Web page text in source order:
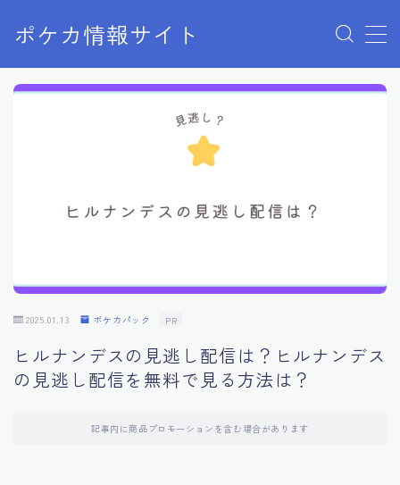
ポケカ情報サイト
MENU
Home
2025.01.13 ポケカパック PR
ヒルナンデスの見逃し配信は？ヒルナンデス
の見逃し配信を無料で見る方法は？
記事内に商品プロモーションを含む場合があります